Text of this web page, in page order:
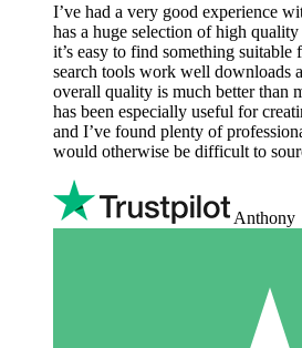
I’ve had a very good experience
has a huge selection of high
it’s easy to find something
search tools work well downloads
overall quality is much better than
has been especially useful for
and I’ve found plenty of
would otherwise be difficult to
Anthony